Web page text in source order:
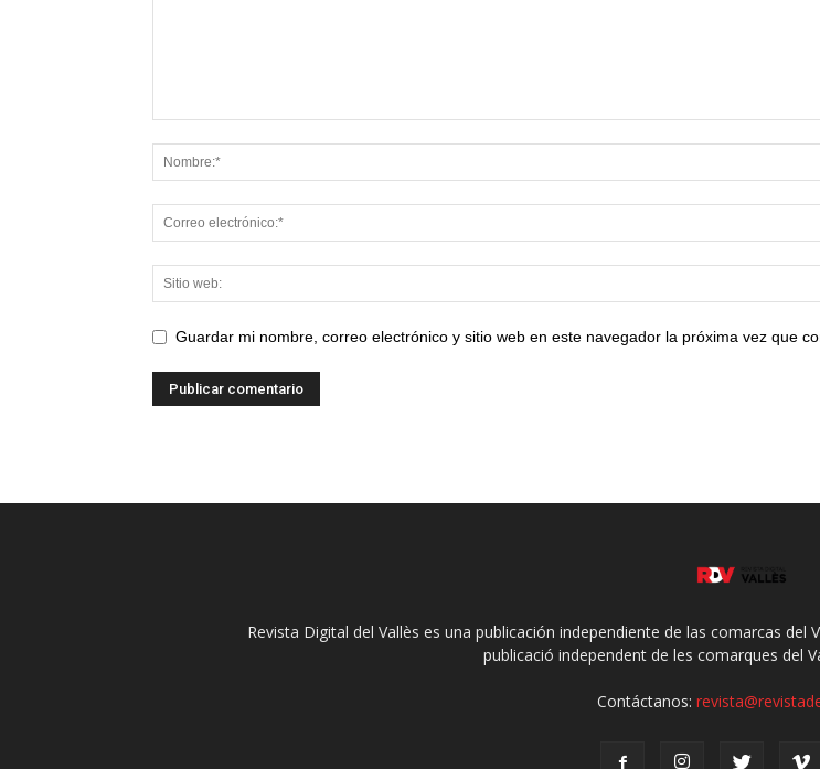
Guardar mi nombre, correo electrónico y sitio web en este navegador la próxima vez que
Revista Digital del Vallès es una publicación independiente de las comarcas del
publicació independent de les comarques del
Contáctanos: